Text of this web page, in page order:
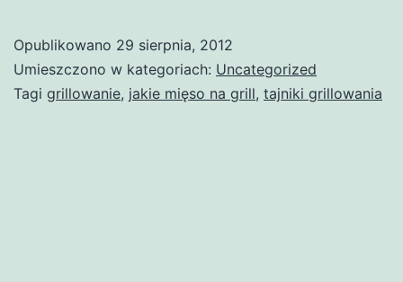
Opublikowano 29 sierpnia, 2012
Umieszczono w kategoriach: Uncategorized
Tagi grillowanie, jakie mięso na grill, tajniki grillowania